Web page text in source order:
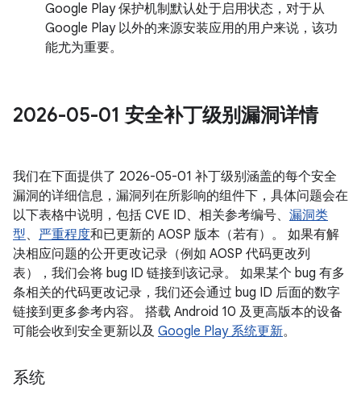
Google Play 保护机制默认处于启用状态，对于从
Google Play 以外的来源安装应用的用户来说，该功
能尤为重要。
2026-05-01 安全补丁级别漏洞详情
我们在下面提供了 2026-05-01 补丁级别涵盖的每个安全
漏洞的详细信息，漏洞列在所影响的组件下，具体问题会在
以下表格中说明，包括 CVE ID、相关参考编号、 漏洞类
型、 严重程度和已更新的 AOSP 版本（若有）。 如果有解
决相应问题的公开更改记录（例如 AOSP 代码更改列
表），我们会将 bug ID 链接到该记录。 如果某个 bug 有多
条相关的代码更改记录，我们还会通过 bug ID 后面的数字
链接到更多参考内容。 搭载 Android 10 及更高版本的设备
可能会收到安全更新以及 Google Play 系统更新。
系统